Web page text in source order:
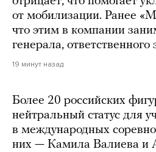
от мобилизации. Ранее
что этим в компании
генерала,
19 минут назад
Более 20 российских
нейтральный статус для
в международных
них — Камила Валиева и